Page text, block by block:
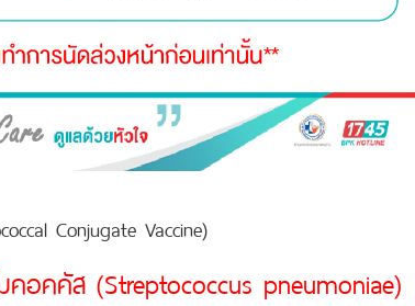
Conjugate Vaccine)
อคคัส (Streptococcus pneumoniae)